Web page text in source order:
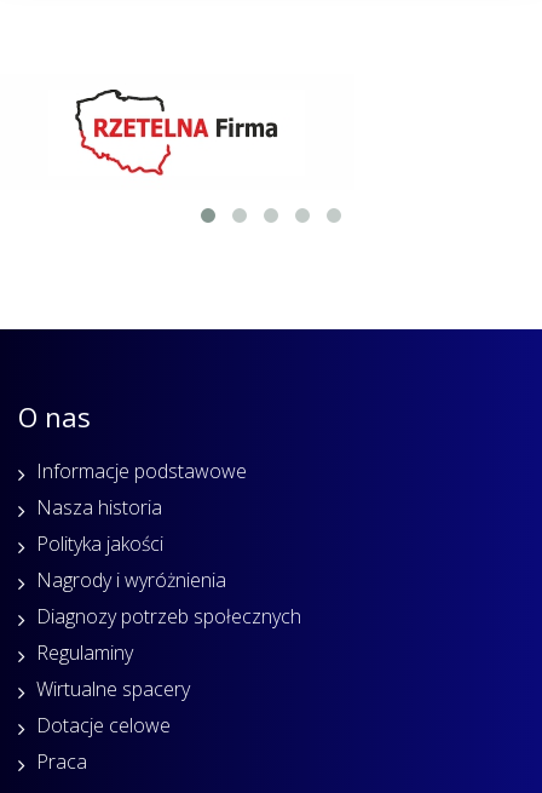
O nas
Informacje podstawowe
Nasza historia
Polityka jakości
Nagrody i wyróżnienia
Diagnozy potrzeb społecznych
Regulaminy
Wirtualne spacery
Dotacje celowe
Praca